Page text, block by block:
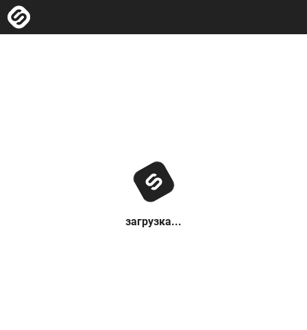
загрузка...